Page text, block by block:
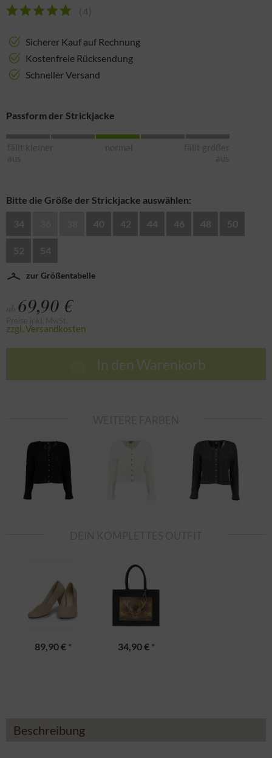
(4)
Sicherer Kauf auf Rechnung
Kostenfreie Rücksendung
Schneller Versand
Passform der Strickjacke
fällt kleiner
aus
normal
fällt größer
aus
Bitte die Größe der Strickjacke auswählen:
34 40 42 44 46 48 50
52 54
zur Größentabelle
69,90 €
zzgl. Versandkosten
In den Warenkorb
89,90 € * 34,90 € *
Beschreibung